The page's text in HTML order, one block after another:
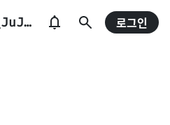
Udangtangtang_JuJu.log 로그인